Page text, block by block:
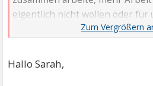
eigentlich nicht wollen oder für
Würdest du ein solches
Hallo Sarah,